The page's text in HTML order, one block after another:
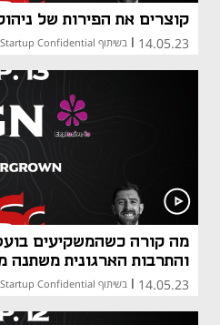
קוצרים את הפירות של
14.05.23 בשיתוף Startup Confidential
מה קורה כשהמשקיעים
והתרבות הארגונית משתנה
14.05.23 בשיתוף Startup Confidential